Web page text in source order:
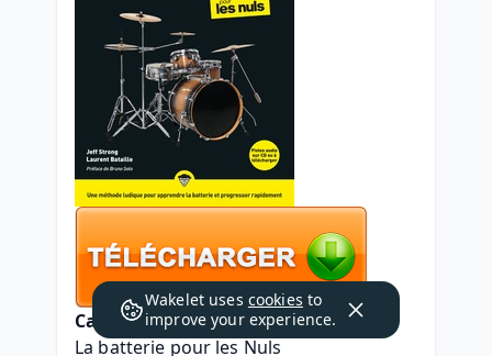
Caractéristiques
La batterie pour les Nuls
Wakelet uses cookies to
improve your experience.